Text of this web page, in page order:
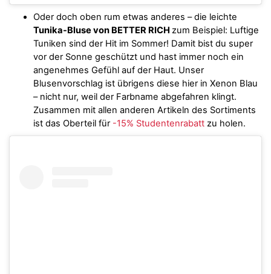
Oder doch oben rum etwas anderes – die leichte
Tunika-Bluse von BETTER RICH zum Beispiel: Luftige
Tuniken sind der Hit im Sommer! Damit bist du super
vor der Sonne geschützt und hast immer noch ein
angenehmes Gefühl auf der Haut. Unser
Blusenvorschlag ist übrigens diese hier in Xenon Blau
– nicht nur, weil der Farbname abgefahren klingt.
Zusammen mit allen anderen Artikeln des Sortiments
ist das Oberteil für -15% Studentenrabatt zu holen.